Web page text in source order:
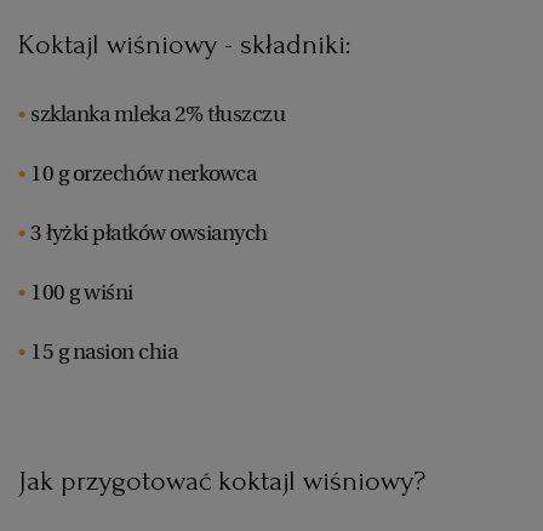
RZESZÓW
WARSZAWA
Koktajl wiśniowy - składniki:
szklanka mleka 2% tłuszczu
10 g orzechów nerkowca
3 łyżki płatków owsianych
100 g wiśni
15 g nasion chia
Jak przygotować koktajl wiśniowy?